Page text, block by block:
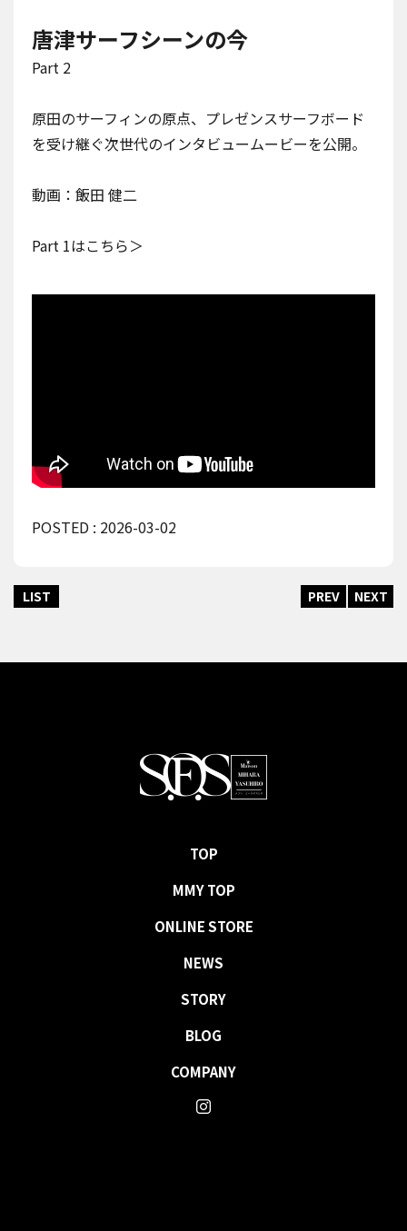
唐津サーフシーンの今
Part 2
原田のサーフィンの原点、プレゼンスサーフボード
を受け継ぐ次世代のインタビュームービーを公開。
動画：飯田 健二
Part 1はこちら＞
POSTED : 2026-03-02
LIST PREV NEXT
TOP
MMY TOP
ONLINE STORE
NEWS
STORY
BLOG
COMPANY